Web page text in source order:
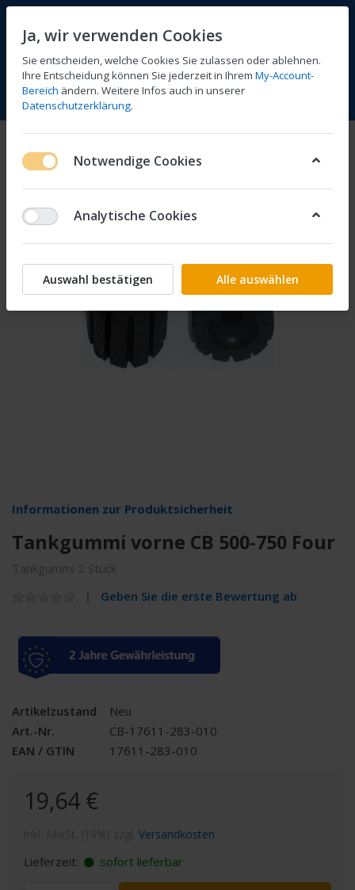
Menü Anmelden Vergleichen Wunschliste
Informationen zur Produktsicherheit
Tankgummi vorne CB 500-750 Four
Tankgummi 2 Stück
Geben Sie die erste Bewertung ab
Artikelzustand
Neu
Art.-Nr.
CB-17611-283-010
EAN / GTIN
17611-283-010
19,64 €
Versandkosten
Lieferzeit: sofort lieferbar
Ja, wir verwenden Cookies
Sie entscheiden, welche Cookies Sie zulassen oder ablehnen.
Ihre Entscheidung können Sie jederzeit in Ihrem My-Account-
Bereich ändern. Weitere Infos auch in unserer
Datenschutzerklärung.
Notwendige Cookies
Analytische Cookies
Auswahl bestätigen Alle auswählen